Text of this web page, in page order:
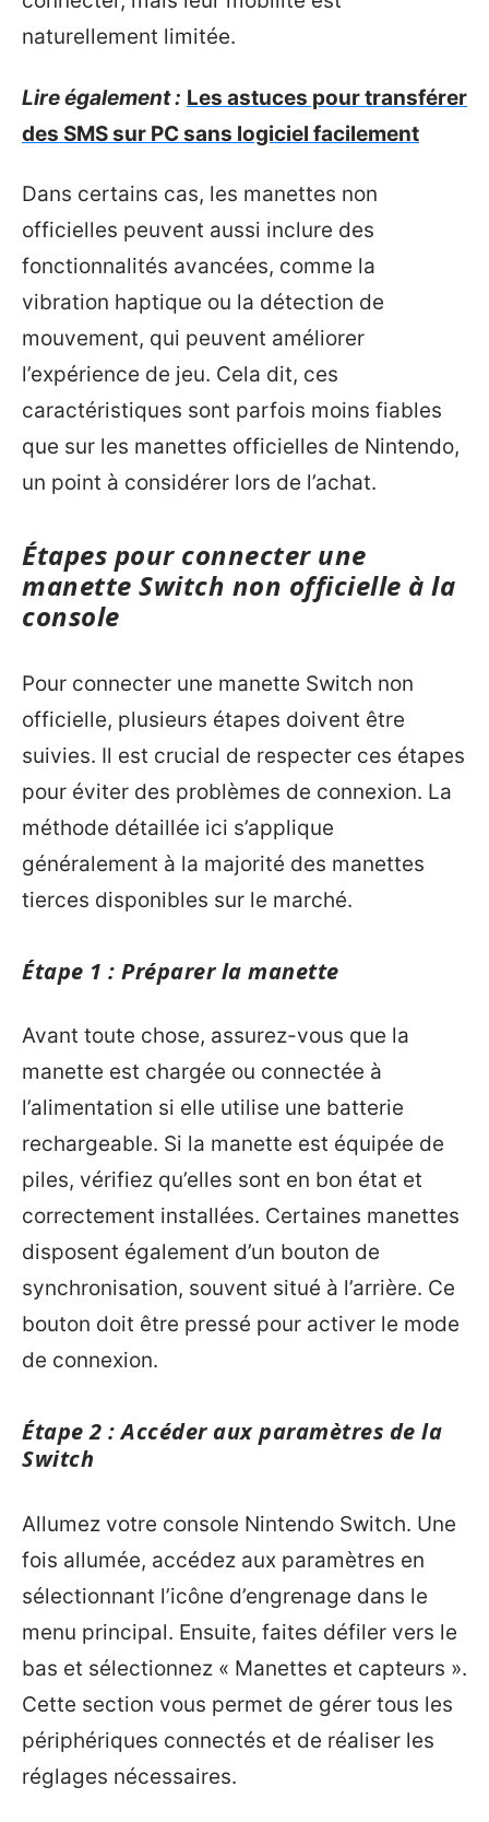
naturellement limitée.
Lire également : Les astuces pour transférer
des SMS sur PC sans logiciel facilement
Dans certains cas, les manettes non
officielles peuvent aussi inclure des
fonctionnalités avancées, comme la
vibration haptique ou la détection de
mouvement, qui peuvent améliorer
l’expérience de jeu. Cela dit, ces
caractéristiques sont parfois moins fiables
que sur les manettes officielles de Nintendo,
un point à considérer lors de l’achat.
Étapes pour connecter une
manette Switch non officielle à la
console
Pour connecter une manette Switch non
officielle, plusieurs étapes doivent être
suivies. Il est crucial de respecter ces étapes
pour éviter des problèmes de connexion. La
méthode détaillée ici s’applique
généralement à la majorité des manettes
tierces disponibles sur le marché.
Étape 1 : Préparer la manette
Avant toute chose, assurez-vous que la
manette est chargée ou connectée à
l’alimentation si elle utilise une batterie
rechargeable. Si la manette est équipée de
piles, vérifiez qu’elles sont en bon état et
correctement installées. Certaines manettes
disposent également d’un bouton de
synchronisation, souvent situé à l’arrière. Ce
bouton doit être pressé pour activer le mode
de connexion.
Étape 2 : Accéder aux paramètres de la
Switch
Allumez votre console Nintendo Switch. Une
fois allumée, accédez aux paramètres en
sélectionnant l’icône d’engrenage dans le
menu principal. Ensuite, faites défiler vers le
bas et sélectionnez « Manettes et capteurs ».
Cette section vous permet de gérer tous les
périphériques connectés et de réaliser les
réglages nécessaires.